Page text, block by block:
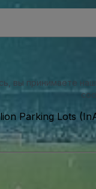
вы принимаете
Parking Lots